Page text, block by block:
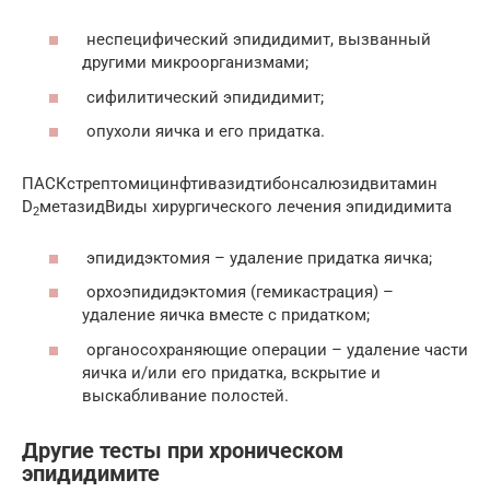
неспецифический эпидидимит, вызванный
другими микроорганизмами;
сифилитический эпидидимит;
опухоли яичка и его придатка.
ПАСКстрептомицинфтивазидтибонсалюзидвитамин
D2метазидВиды хирургического лечения эпидидимита
эпидидэктомия – удаление придатка яичка;
орхоэпидидэктомия (гемикастрация) –
удаление яичка вместе с придатком;
органосохраняющие операции – удаление части
яичка и/или его придатка, вскрытие и
выскабливание полостей.
Другие тесты при хроническом
эпидидимите